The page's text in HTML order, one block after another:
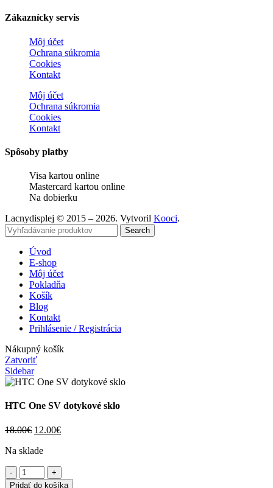
Zákaznícky servis
Môj účet
Ochrana súkromia
Cookies
Kontakt
Môj účet
Ochrana súkromia
Cookies
Kontakt
Spôsoby platby
Visa kartou online
Mastercard kartou online
Na dobierku
Lacnydisplej © 2015 – 2026. Vytvoril Kooci.
Search
Úvod
E-shop
Môj účet
Pokladňa
Košík
Blog
Kontakt
Prihlásenie / Registrácia
Nákupný košík
Zatvoriť
Sidebar
HTC One SV dotykové sklo
18.00€ Pôvodná
bola:
12.00€Aktuálna
Na sklade
množstvo
HTC
Pridať do košíka